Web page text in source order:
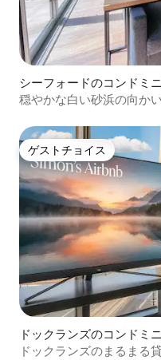
シーフォードのコンドミ
穏やかな白い砂浜の向か
ゲストチョイス
ゲストチョイス
ドックランズのコンドミ
ドックランズのまるまる